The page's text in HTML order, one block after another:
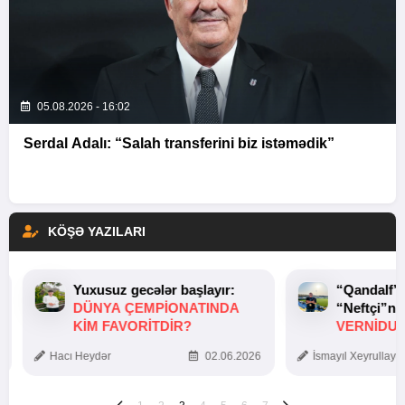
05.08.2026 - 16:02
Serdal Adalı: “Salah transferini biz istəmədik”
KÖŞƏ YAZILARI
Yuxusuz gecələr başlayır:
DÜNYA ÇEMPIONATINDA
KIM FAVORITDIR?
Hacı Heydər 02.06.2026 İsmayıl